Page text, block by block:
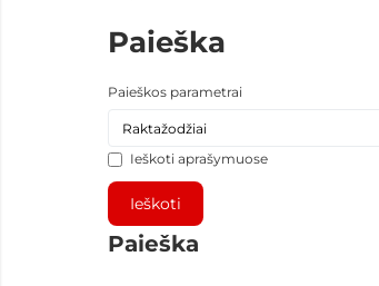
Paieška
Paieškos parametrai
Ieškoti aprašymuose
Paieška